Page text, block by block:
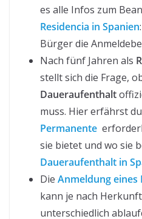
es alle Infos zum
Residencia in Spanien
Bürger die
Nach fünf Jahren als
stellt sich die Frage,
Daueraufenthalt
muss. Hier erfährst
Permanente
sie bietet und wo sie
Daueraufenthalt in
Die Anmeldung eines
kann je nach
unterschiedlich